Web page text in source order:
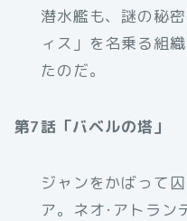
潜水艦も、謎の秘
ィス」を名乗る組
たのだ。
第7話「バベルの塔」
ジャンをかばって
ア。ネオ･アトラン